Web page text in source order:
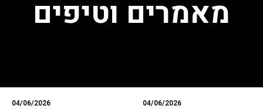
מאמרים וטיפים
04/06/2026
04/06/2026